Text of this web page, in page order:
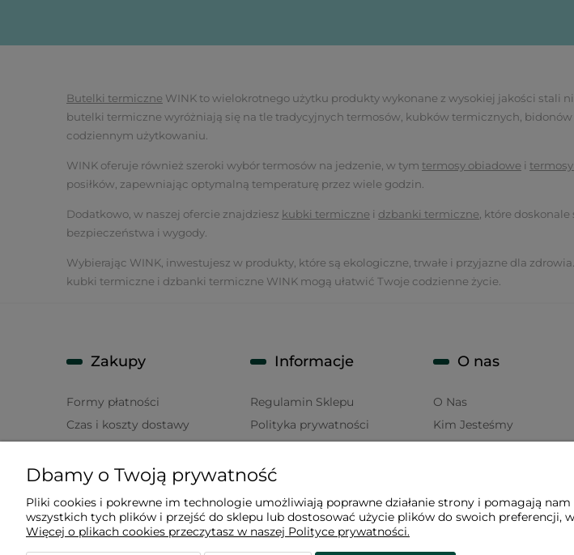
Butelki termiczne WINK to wielokrotnego użytku produkty wykonane z wysokiej jakości stali
butelki termiczne wyróżniają się na tle tradycyjnych termosów, kubków termicznych,
codziennym użytkowaniu.
WINK oferuje również szeroki wybór termosów na jedzenie, w tym termosy obiadowe i
posiłków, zapewniając optymalną temperaturę przez wiele godzin.
Dodatkowo, w naszej ofercie znajdziesz kubki termiczne i dzbanki termiczne , które
bezpieczeństwa i wygody.
Wybierając WINK, inwestujesz w produkty, które są ekologiczne, trwałe i przyjazne dla
kubki termiczne i dzbanki termiczne WINK mogą ułatwić Twoje codzienne życie.
Zakupy
Formy płatności
Czas i koszty dostawy
Regulamin promocji
"Darmowa dostawa"
Promocje
Informacje
Regulamin Sklepu
Polityka prywatności
Kontakt
O nas
O Nas
Kim Jesteśmy
Dbamy o Twoją prywatność
Pliki cookies i pokrewne im technologie umożliwiają poprawne działanie strony i pomagają
wszystkich tych plików i przejść do sklepu lub dostosować użycie plików do swoich preferencji,
Więcej o plikach cookies przeczytasz w naszej Polityce prywatności.